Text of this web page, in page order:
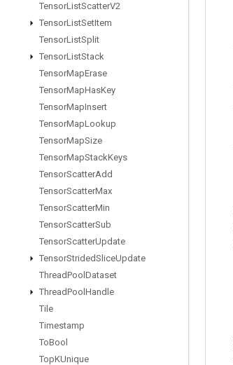
TensorListScatterV2
TensorListSetItem
TensorListSplit
TensorListStack
TensorMapErase
TensorMapHasKey
TensorMapInsert
TensorMapLookup
TensorMapSize
TensorMapStackKeys
TensorScatterAdd
TensorScatterMax
TensorScatterMin
TensorScatterSub
TensorScatterUpdate
TensorStridedSliceUpdate
ThreadPool Dataset
ThreadPool Handle
Tile
Timestamp
ToBool
TopKUnique